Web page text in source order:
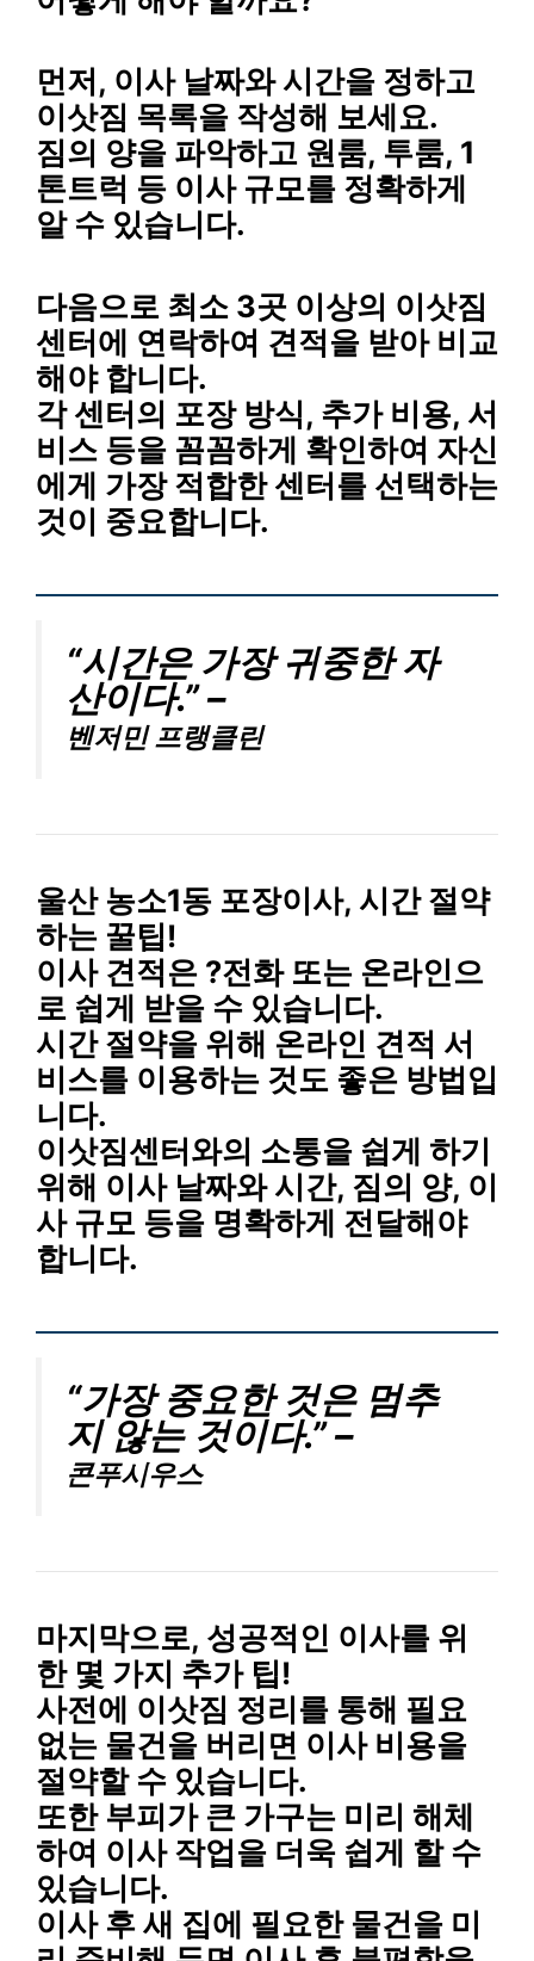
먼저, 이사 날짜와 시간을 정하고
이삿짐 목록을 작성해 보세요.
짐의 양을 파악하고 원룸, 투룸, 1
톤트럭 등 이사 규모를 정확하게
알 수 있습니다.
다음으로 최소 3곳 이상의 이삿짐
센터에 연락하여 견적을 받아 비교
해야 합니다.
각 센터의 포장 방식, 추가 비용, 서
비스 등을 꼼꼼하게 확인하여 자신
에게 가장 적합한 센터를 선택하는
것이 중요합니다.
“시간은 가장 귀중한 자
산이다.” –
벤저민 프랭클린
울산 농소1동 포장이사, 시간 절약
하는 꿀팁!
이사 견적은 ?전화 또는 온라인으
로 쉽게 받을 수 있습니다.
시간 절약을 위해 온라인 견적 서
비스를 이용하는 것도 좋은 방법입
니다.
이삿짐센터와의 소통을 쉽게 하기
위해 이사 날짜와 시간, 짐의 양, 이
사 규모 등을 명확하게 전달해야
합니다.
“가장 중요한 것은 멈추
지 않는 것이다.” –
콘푸시우스
마지막으로, 성공적인 이사를 위
한 몇 가지 추가 팁!
사전에 이삿짐 정리를 통해 필요
없는 물건을 버리면 이사 비용을
절약할 수 있습니다.
또한 부피가 큰 가구는 미리 해체
하여 이사 작업을 더욱 쉽게 할 수
있습니다.
이사 후 새 집에 필요한 물건을 미